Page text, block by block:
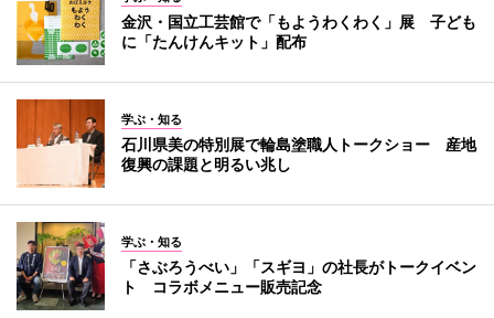
金沢・国立工芸館で「もようわくわく」展 子ども
に「たんけんキット」配布
学ぶ・知る
石川県美の特別展で輪島塗職人トークショー 産地
復興の課題と明るい兆し
学ぶ・知る
「さぶろうべい」「スギヨ」の社長がトークイベン
ト コラボメニュー販売記念